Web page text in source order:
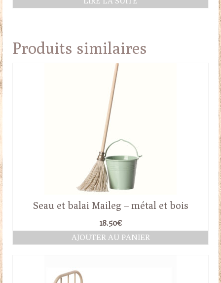
Produits similaires
Seau et balai Maileg – métal et bois
18.50€
AJOUTER AU PANIER